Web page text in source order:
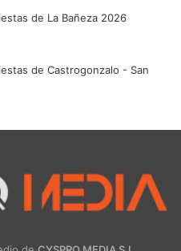
de La Bañeza 2026
de Castrogonzalo - San